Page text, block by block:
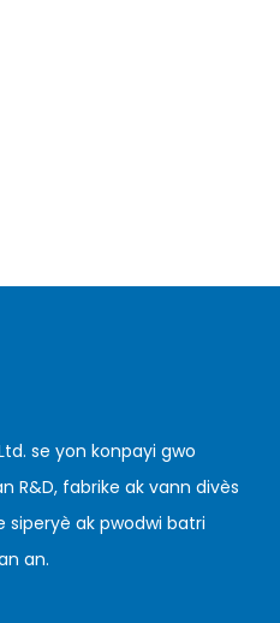
se yon konpayi gwo
R&D, fabrike ak vann divès
ak pwodwi batri
an.